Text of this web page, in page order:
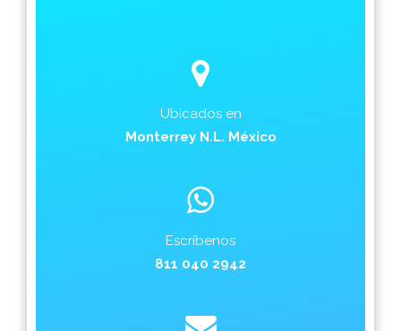
Ubicados en
Monterrey N.L. México
Escríbenos
811 040 2942